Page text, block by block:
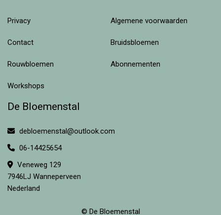
Privacy Algemene voorwaarden
Contact Bruidsbloemen
Rouwbloemen Abonnementen
Workshops
De Bloemenstal
debloemenstal@outlook.com
06-14425654
Veneweg 129
7946LJ Wanneperveen
Nederland
© De Bloemenstal